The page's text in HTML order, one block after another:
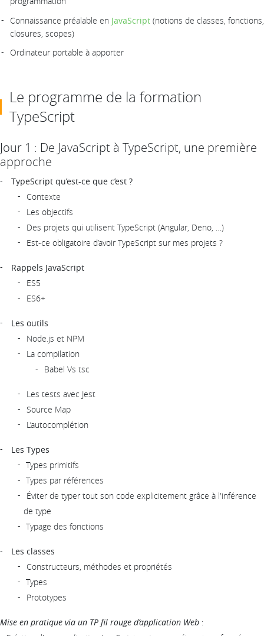
Connaissance préalable en JavaScript (notions de classes, fonctions,
closures, scopes)
Ordinateur portable à apporter
Le programme de la formation
TypeScript
Jour 1 : De JavaScript à TypeScript, une première
approche
TypeScript qu’est-ce que c’est ?
Contexte
Les objectifs
Des projets qui utilisent TypeScript (Angular, Deno, …)
Est-ce obligatoire d’avoir TypeScript sur mes projets ?
Rappels JavaScript
ES5
ES6+
Les outils
Node.js et NPM
La compilation
Babel Vs tsc
Les tests avec Jest
Source Map
L’autocomplétion
Les Types
Types primitifs
Types par références
Éviter de typer tout son code explicitement grâce à l'inférence
de type
Typage des fonctions
Les classes
Constructeurs, méthodes et propriétés
Types
Prototypes
Mise en pratique via un TP fil rouge d’application Web :